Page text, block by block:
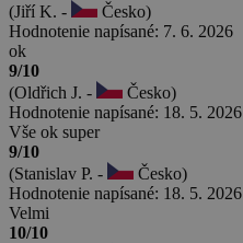
(Jiří K. -
Česko)
Hodnotenie napísané: 7. 6. 2026
ok
9/10
(Oldřich J. -
Česko)
Hodnotenie napísané: 18. 5. 2026
Vše ok super
9/10
(Stanislav P. -
Česko)
Hodnotenie napísané: 18. 5. 2026
Velmi
10/10